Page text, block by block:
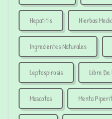
Hepatitis Hierbas
Ingredientes Naturales
Leptospirosis Libre
Mascotas Menta